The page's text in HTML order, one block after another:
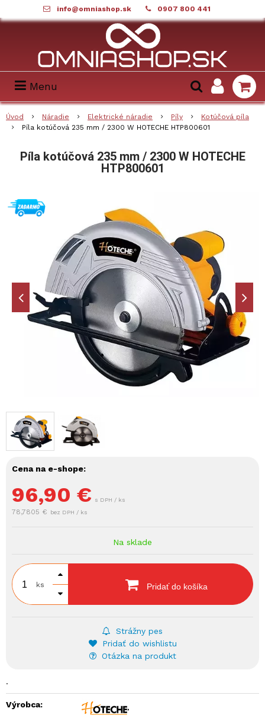
info@omniashop.sk 0907 800 441
Menu
Úvod Náradie Elektrické náradie Píly
Kotúčová píla
Píla kotúčová 235 mm / 2300 W HOTECHE HTP800601
Píla kotúčová 235 mm / 2300 W HOTECHE
HTP800601
Cena na e-shope:
96,90 € s DPH / ks
78,7805 € bez DPH / ks
Na sklade
ks Pridať do košíka
Strážny pes
Pridať do wishlistu
Otázka na produkt
.
Výrobca: